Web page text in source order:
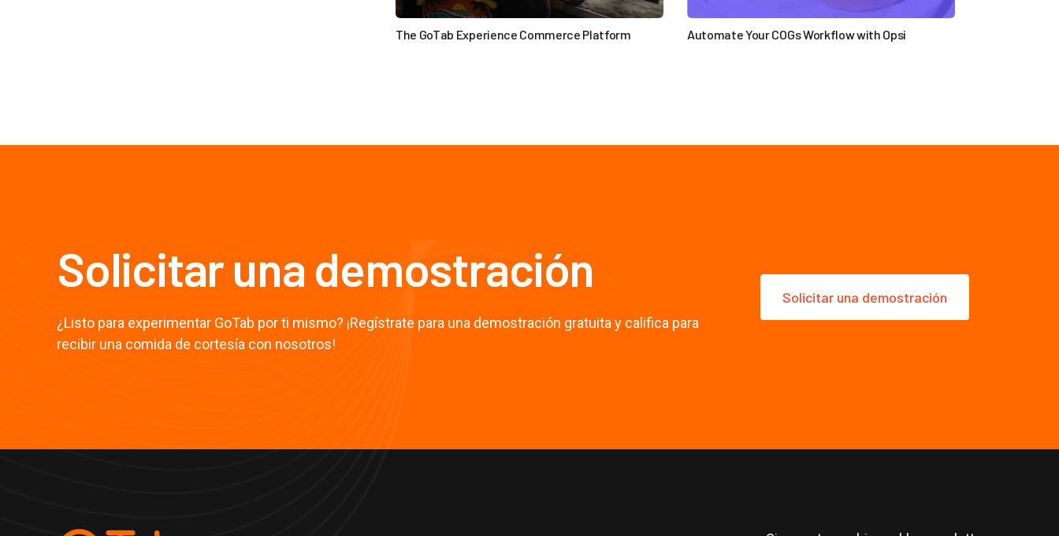
The GoTab Experience Commerce Platform Automate Your COGs Workflow with Opsi
Solicitar una demostración
¿Listo para experimentar GoTab por ti mismo? ¡Regístrate para una demostración gratuita y califica para
recibir una comida de cortesía con nosotros!
Solicitar una demostración